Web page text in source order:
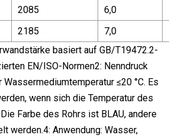
2085 6,0
2185 7,0
basiert auf GB/T19472.2-
EN/ISO-Normen2: Nenndruck
≤20 °C. Es
wenn sich die Temperatur des
Farbe des Rohrs ist BLAU, andere
werden.4: Anwendung: Wasser,